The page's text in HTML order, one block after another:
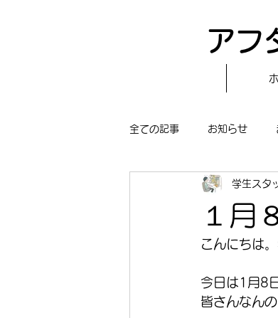
アフ
全ての記事 お知らせ
〝自分で作る〟もぐもぐ
まほらboの学習／仕事
冒険まほらbo
１月
学生スタ
こんにちは
今日は1月8日
皆さんなん